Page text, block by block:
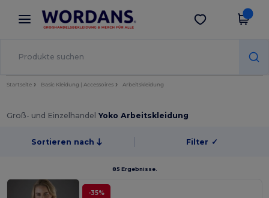
× Wordans App
Bessere Preise in der App!
App holen
Startseite Basic Kleidung | Accessoires Arbeitskleidung
Groß- und Einzelhandel Yoko Arbeitskleidung
Sortieren nach Filter ✓
85 Ergebnisse.
-35%